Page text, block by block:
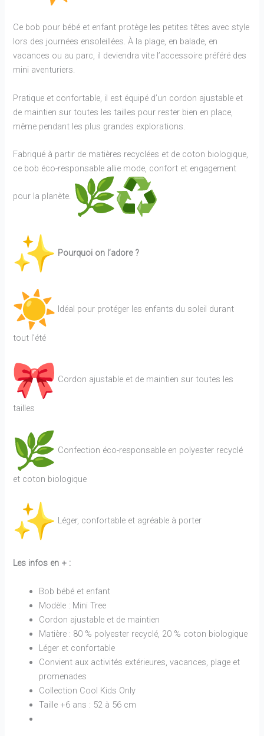
Ce bob pour bébé et enfant protège les petites têtes avec style
lors des journées ensoleillées. À la plage, en balade, en
vacances ou au parc, il deviendra vite l’accessoire préféré des
mini aventuriers.
Pratique et confortable, il est équipé d’un cordon ajustable et
de maintien sur toutes les tailles pour rester bien en place,
même pendant les plus grandes explorations.
Fabriqué à partir de matières recyclées et de coton biologique,
ce bob éco-responsable allie mode, confort et engagement
pour la planète.
Pourquoi on l’adore ?
Idéal pour protéger les enfants du soleil durant
tout l’été
Cordon ajustable et de maintien sur toutes les
tailles
Confection éco-responsable en polyester recyclé
et coton biologique
Léger, confortable et agréable à porter
Les infos en + :
Bob bébé et enfant
Modèle : Mini Tree
Cordon ajustable et de maintien
Matière : 80 % polyester recyclé, 20 % coton biologique
Léger et confortable
Convient aux activités extérieures, vacances, plage et
promenades
Collection Cool Kids Only
Taille +6 ans : 52 à 56 cm